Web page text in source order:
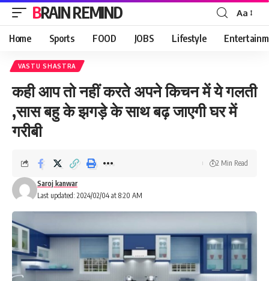
BRAIN REMIND
Font
Resizer
Aa
Home Sports FOOD JOBS Lifestyle
VASTU SHASTRA
कही आप तो नहीं करते अपने किचन में ये गलती
,सास बहु के झगड़े के साथ बढ़ जाएगी घर में
गरीबी
Last updated: 2024/02/04 at 8:20 AM
Saroj kanwar
2 Min Read